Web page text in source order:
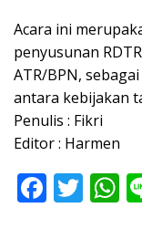
Acara ini
penyusunan
ATR/BPN,
antara kebijakan
Penulis : Fikri
Editor : Harmen
F T